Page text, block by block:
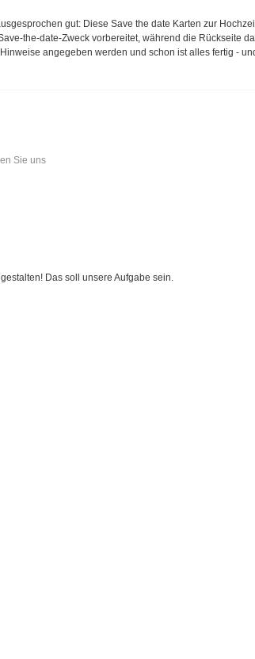
gut: Diese Save the date Karten zur
the-date-Zweck vorbereitet, während die Rückseite
angegeben werden und schon ist alles fertig -
Sie uns
Das soll unsere Aufgabe sein.